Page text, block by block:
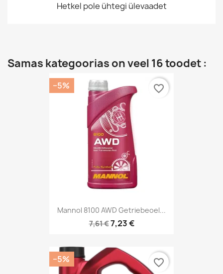
Hetkel pole ühtegi ülevaadet
Samas kategoorias on veel 16 toodet :
Mannol 8100 AWD Getriebeoel...
7,61 €7,23 €
−5% favorite_border
−5% favorite_border